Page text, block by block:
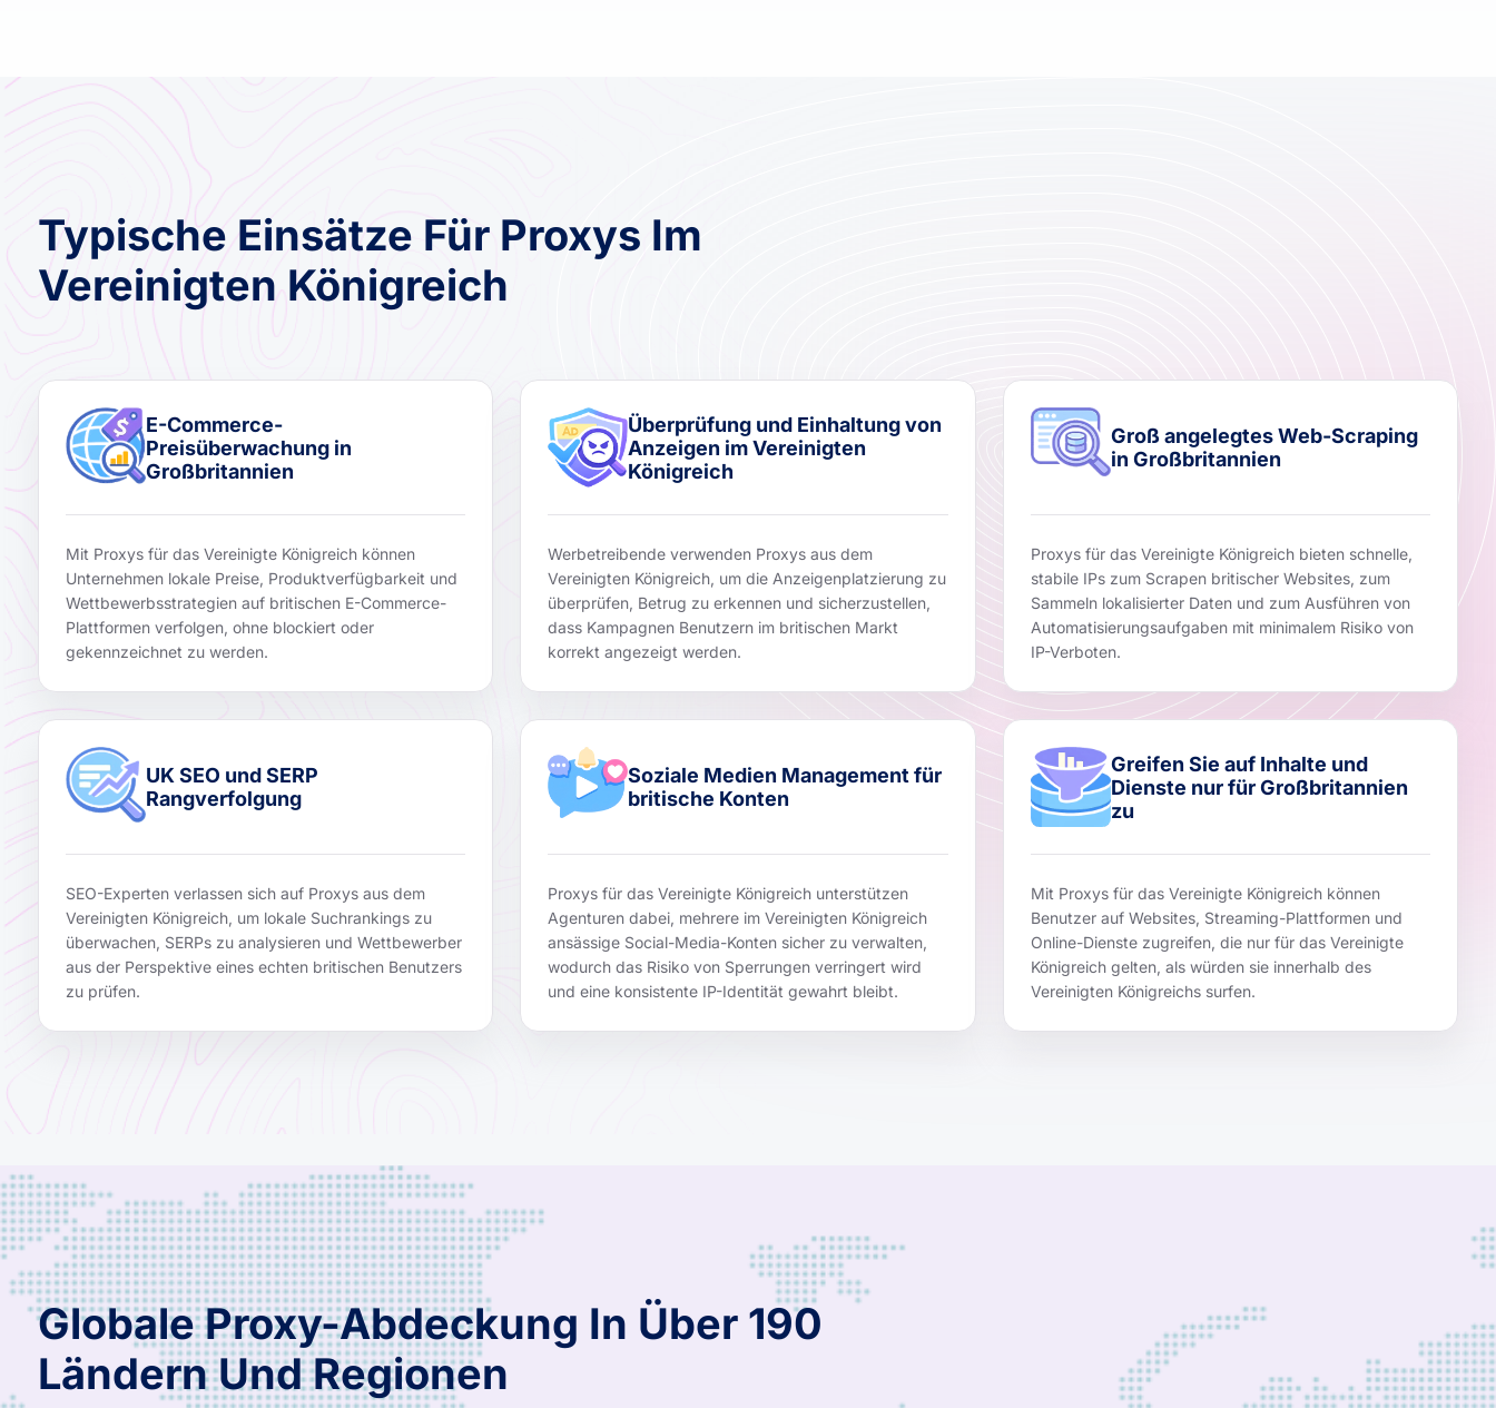
Typische Einsätze Für Proxys Im
Vereinigten Königreich
E-Commerce-
Preisüberwachung in
Großbritannien
Mit Proxys für das Vereinigte Königreich können
Unternehmen lokale Preise, Produktverfügbarkeit und
Wettbewerbsstrategien auf britischen E-Commerce-
Plattformen verfolgen, ohne blockiert oder
gekennzeichnet zu werden.
Überprüfung und Einhaltung von
Anzeigen im Vereinigten
Königreich
Werbetreibende verwenden Proxys aus dem
Vereinigten Königreich, um die Anzeigenplatzierung zu
überprüfen, Betrug zu erkennen und sicherzustellen,
dass Kampagnen Benutzern im britischen Markt
korrekt angezeigt werden.
Groß angelegtes Web-Scraping
in Großbritannien
Proxys für das Vereinigte Königreich bieten schnelle,
stabile IPs zum Scrapen britischer Websites, zum
Sammeln lokalisierter Daten und zum Ausführen von
Automatisierungsaufgaben mit minimalem Risiko von
IP-Verboten.
UK SEO und SERP
Rangverfolgung
SEO-Experten verlassen sich auf Proxys aus dem
Vereinigten Königreich, um lokale Suchrankings zu
überwachen, SERPs zu analysieren und Wettbewerber
aus der Perspektive eines echten britischen Benutzers
zu prüfen.
Soziale Medien Management für
britische Konten
Proxys für das Vereinigte Königreich unterstützen
Agenturen dabei, mehrere im Vereinigten Königreich
ansässige Social-Media-Konten sicher zu verwalten,
wodurch das Risiko von Sperrungen verringert wird
und eine konsistente IP-Identität gewahrt bleibt.
Greifen Sie auf Inhalte und
Dienste nur für Großbritannien
zu
Mit Proxys für das Vereinigte Königreich können
Benutzer auf Websites, Streaming-Plattformen und
Online-Dienste zugreifen, die nur für das Vereinigte
Königreich gelten, als würden sie innerhalb des
Vereinigten Königreichs surfen.
Globale Proxy-Abdeckung In Über 190
Ländern Und Regionen